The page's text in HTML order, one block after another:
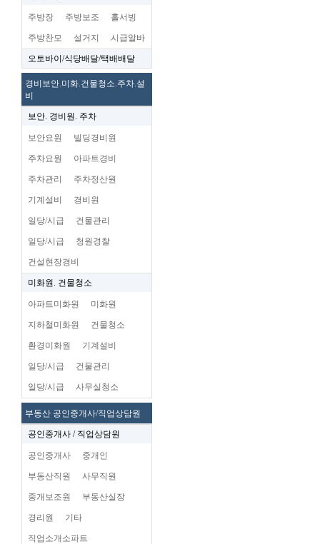
주방장 주방보조 홀서빙
주방찬모 설거지 시급알바
오토바이/식당배달/택배배달
경비보안.미화.건물청소.주차.설
비
보안. 경비원. 주차
보안요원 빌딩경비원
주차요원 아파트경비
주차관리 주차정산원
기계설비 경비원
일당/시급 건물관리
일당/시급 청원경찰
건설현장경비
미화원. 건물청소
아파트미화원 미화원
지하철미화원 건물청소
환경미화원 기계설비
일당/시급 건물관리
일당/시급 사무실청소
부동산 공인중개사/직업상담원
공인중개사 / 직업상담원
공인중개사 중개인
부동산직원 사무직원
중개보조원 부동산실장
경리원 기타
직업소개소파트